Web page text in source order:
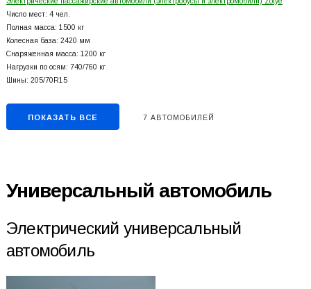
Число мест: 4 чел.
Полная масса: 1500 кг
Колесная база: 2420 мм
Снаряженная масса: 1200 кг
Нагрузки по осям: 740/760 кг
Шины: 205/70R15
ПОКАЗАТЬ ВСЕ 7 АВТОМОБИЛЕЙ
Универсальный автомобиль
Электрический универсальный
автомобиль